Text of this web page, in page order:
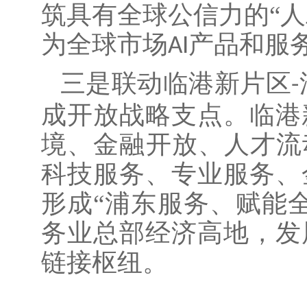
筑具有全球公信力的“
为全球市场AI产品和服
三是联动临港新片区-
成开放战略支点。临
境、金融开放、人才
科技服务、专业服务
形成“浦东服务、赋能
务业总部经济高地，
链接枢纽。